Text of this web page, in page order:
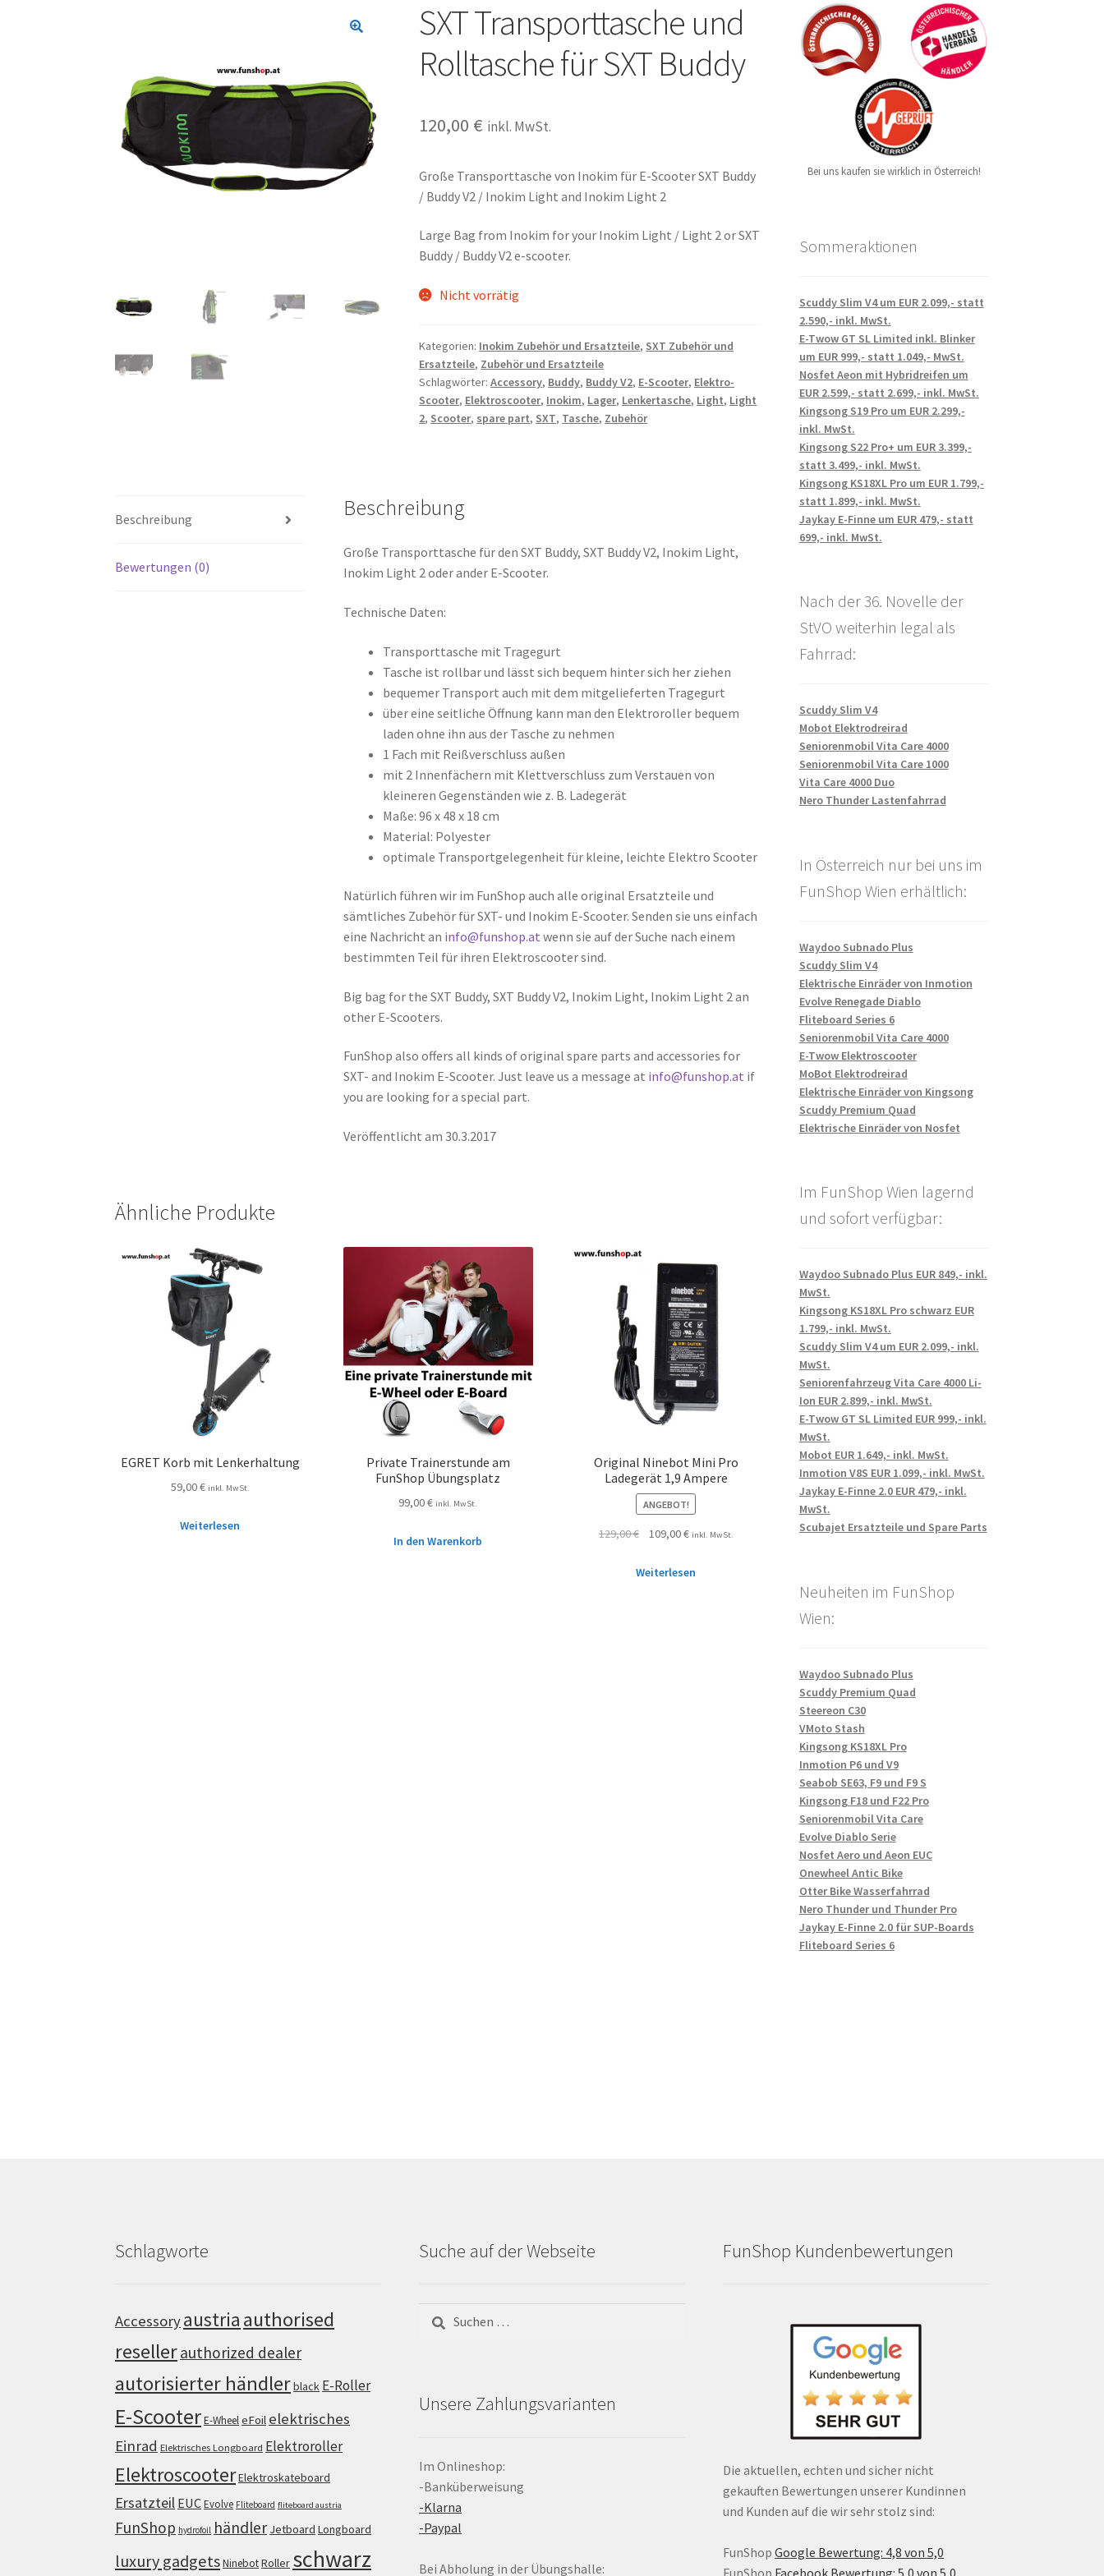
SXT Transporttasche und
Rolltasche für SXT Buddy
120,00 € inkl. MwSt.
Große Transporttasche von Inokim für E-Scooter SXT Buddy
/ Buddy V2 / Inokim Light and Inokim Light 2
Large Bag from Inokim for your Inokim Light / Light 2 or SXT
Buddy / Buddy V2 e-scooter.
Nicht vorrätig
Kategorien: Inokim Zubehör und Ersatzteile, SXT Zubehör und
Ersatzteile, Zubehör und Ersatzteile
Schlagwörter:Accessory, Buddy, Buddy V2, E-Scooter, Elektro-
Scooter, Elektroscooter, Inokim, Lager, Lenkertasche, Light, Light
2, Scooter, spare part, SXT, Tasche, Zubehör
Beschreibung
Bewertungen (0)
Beschreibung
Große Transporttasche für den SXT Buddy, SXT Buddy V2, Inokim Light,
Inokim Light 2 oder ander E-Scooter.
Technische Daten:
Transporttasche mit Tragegurt
Tasche ist rollbar und lässt sich bequem hinter sich her ziehen
bequemer Transport auch mit dem mitgelieferten Tragegurt
über eine seitliche Öffnung kann man den Elektroroller bequem
laden ohne ihn aus der Tasche zu nehmen
1 Fach mit Reißverschluss außen
mit 2 Innenfächern mit Klettverschluss zum Verstauen von
kleineren Gegenständen wie z. B. Ladegerät
Maße: 96 x 48 x 18 cm
Material: Polyester
optimale Transportgelegenheit für kleine, leichte Elektro Scooter
Natürlich führen wir im FunShop auch alle original Ersatzteile und
sämtliches Zubehör für SXT- und Inokim E-Scooter. Senden sie uns einfach
eine Nachricht an info@funshop.at wenn sie auf der Suche nach einem
bestimmten Teil für ihren Elektroscooter sind.
Big bag for the SXT Buddy, SXT Buddy V2, Inokim Light, Inokim Light 2 an
other E-Scooters.
FunShop also offers all kinds of original spare parts and accessories for
SXT- and Inokim E-Scooter. Just leave us a message at info@funshop.at if
you are looking for a special part.
Veröffentlicht am 30.3.2017
Ähnliche Produkte
EGRET Korb mit Lenkerhaltung
59,00€ inkl. MwSt.
Weiterlesen
Private Trainerstunde am
FunShop Übungsplatz
99,00€ inkl. MwSt.
In den Warenkorb
Original Ninebot Mini Pro
Ladegerät 1,9 Ampere
ANGEBOT!
129,00€ 109,00€ inkl. MwSt.
Weiterlesen
Bei uns kaufen sie wirklich in Österreich!
Sommeraktionen
Scuddy Slim V4 um EUR 2.099,- statt
2.590,- inkl. MwSt.
E-Twow GT SL Limited inkl. Blinker
um EUR 999,- statt 1.049,- MwSt.
Nosfet Aeon mit Hybridreifen um
EUR 2.599,- statt 2.699,- inkl. MwSt.
Kingsong S19 Pro um EUR 2.299,-
inkl. MwSt.
Kingsong S22 Pro+ um EUR 3.399,-
statt 3.499,- inkl. MwSt.
Kingsong KS18XL Pro um EUR 1.799,-
statt 1.899,- inkl. MwSt.
Jaykay E-Finne um EUR 479,- statt
699,- inkl. MwSt.
Nach der 36. Novelle der
StVO weiterhin legal als
Fahrrad:
Scuddy Slim V4
Mobot Elektrodreirad
Seniorenmobil Vita Care 4000
Seniorenmobil Vita Care 1000
Vita Care 4000 Duo
Nero Thunder Lastenfahrrad
In Österreich nur bei uns im
FunShop Wien erhältlich:
Waydoo Subnado Plus
Scuddy Slim V4
Elektrische Einräder von Inmotion
Evolve Renegade Diablo
Fliteboard Series 6
Seniorenmobil Vita Care 4000
E-Twow Elektroscooter
MoBot Elektrodreirad
Elektrische Einräder von Kingsong
Scuddy Premium Quad
Elektrische Einräder von Nosfet
Im FunShop Wien lagernd
und sofort verfügbar:
Waydoo Subnado Plus EUR 849,- inkl.
MwSt.
Kingsong KS18XL Pro schwarz EUR
1.799,- inkl. MwSt.
Scuddy Slim V4 um EUR 2.099,- inkl.
MwSt.
Seniorenfahrzeug Vita Care 4000 Li-
Ion EUR 2.899,- inkl. MwSt.
E-Twow GT SL Limited EUR 999,- inkl.
MwSt.
Mobot EUR 1.649,- inkl. MwSt.
Inmotion V8S EUR 1.099,- inkl. MwSt.
Jaykay E-Finne 2.0 EUR 479,- inkl.
MwSt.
Scubajet Ersatzteile und Spare Parts
Neuheiten im FunShop
Wien:
Waydoo Subnado Plus
Scuddy Premium Quad
Steereon C30
VMoto Stash
Kingsong KS18XL Pro
Inmotion P6 und V9
Seabob SE63, F9 und F9 S
Kingsong F18 und F22 Pro
Seniorenmobil Vita Care
Evolve Diablo Serie
Nosfet Aero und Aeon EUC
Onewheel Antic Bike
Otter Bike Wasserfahrrad
Nero Thunder und Thunder Pro
Jaykay E-Finne 2.0 für SUP-Boards
Fliteboard Series 6
Schlagworte
Accessoryaustria authorised
resellerauthorized dealer
autorisierter händlerblack E-Roller
E-ScooterE-WheeleFoil elektrisches
Einrad Elektrisches Longboard Elektroroller
ElektroscooterElektroskateboard
Ersatzteil EUCEvolve Fliteboard fliteboard austria
FunShop hydrofoil händler Jetboard Longboard
luxury gadgetsNinebotRoller schwarz
Suche auf der Webseite
nach:
Unsere Zahlungsvarianten
Im Onlineshop:
-Banküberweisung
-Klarna
-Paypal
Bei Abholung in der Übungshalle:
FunShop Kundenbewertungen
Die aktuellen, echten und sicher nicht
gekauften Bewertungen unserer Kundinnen
und Kunden auf die wir sehr stolz sind:
FunShop Google Bewertung: 4,8 von 5,0
FunShop Facebook Bewertung: 5,0 von 5,0